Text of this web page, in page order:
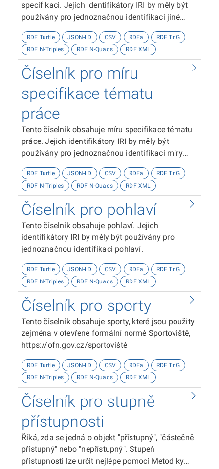
specifikaci. Jejich identifikátory IRI by měly být
používány pro jednoznačnou identifikaci jiné
RDF Turtle JSON-LD CSV RDFa
RDF TriG
RDF N-Triples
RDF N-Quads RDF XML
Číselník pro míru
specifikace tématu
práce
Tento číselník obsahuje míru specifikace tématu
práce. Jejich identifikátory IRI by měly být
používány pro jednoznačnou identifikaci míry
RDF Turtle JSON-LD CSV RDFa
RDF TriG
RDF N-Triples
RDF N-Quads RDF XML
Číselník pro pohlaví
Tento číselník obsahuje pohlaví. Jejich
identifikátory IRI by měly být používány pro
jednoznačnou identifikaci pohlaví.
RDF Turtle JSON-LD CSV RDFa
RDF TriG
RDF N-Triples
RDF N-Quads RDF XML
Číselník pro sporty
Tento číselník obsahuje sporty, které jsou použity
zejména v otevřené formální normě Sportoviště,
https://ofn.gov.cz/sportoviště
RDF Turtle JSON-LD CSV RDFa
RDF TriG
RDF N-Triples
RDF N-Quads RDF XML
Číselník pro stupně
přístupnosti
Říká, zda se jedná o objekt "přístupný", "částečně
přístupný" nebo "nepřístupný". Stupeň
přístupnosti lze určit nejlépe pomocí Metodiky